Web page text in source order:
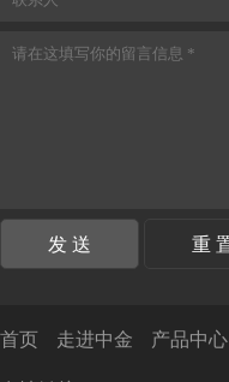
首页 走进中金 产品中心